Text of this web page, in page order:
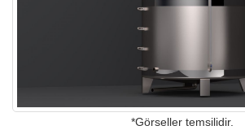
*Görseller temsilidir.